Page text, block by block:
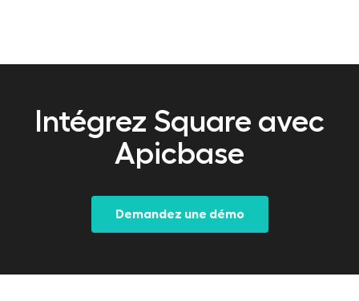
Intégrez Square avec
Apicbase
Demandez une démo